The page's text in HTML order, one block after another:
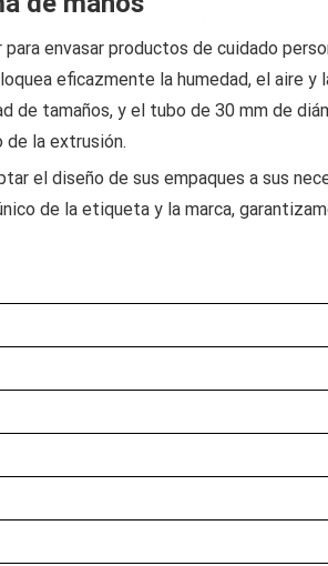
envasar productos de cuidado
eficazmente la humedad, el aire y
de tamaños, y el tubo de 30 mm de
de la extrusión.
el diseño de sus empaques a sus
de la etiqueta y la marca,